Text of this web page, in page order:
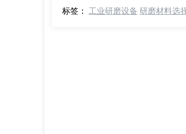
标签： 工业研磨设备 研磨材料选